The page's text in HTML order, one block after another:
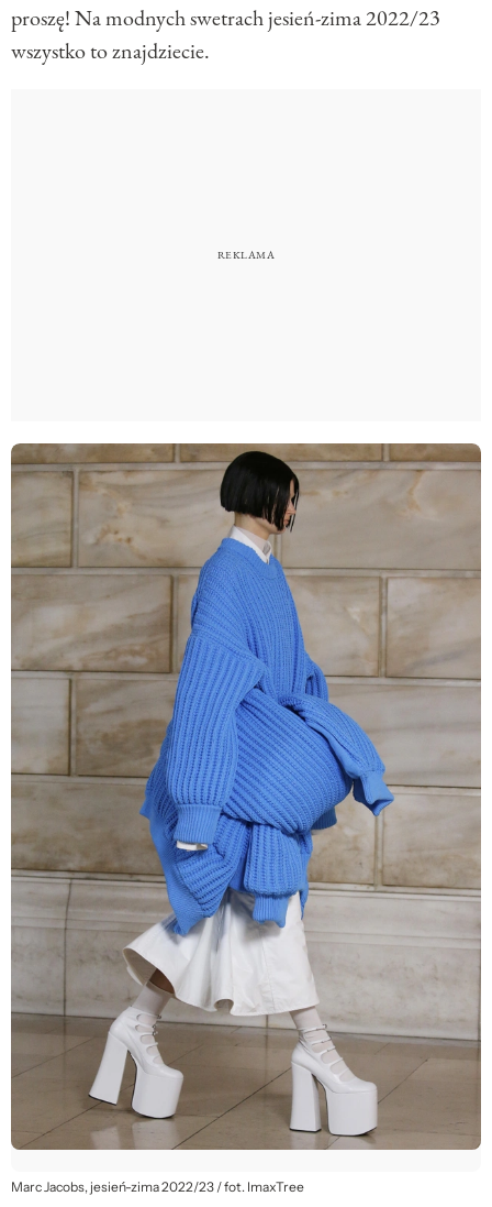
proszę! Na modnych swetrach jesień-zima 2022/23
wszystko to znajdziecie.
Marc Jacobs, jesień-zima 2022/23 / fot. ImaxTree